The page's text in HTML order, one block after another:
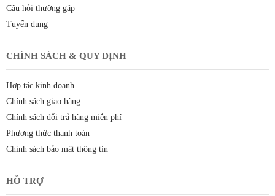
Câu hỏi thường gặp
Tuyển dụng
CHÍNH SÁCH & QUY ĐỊNH
Hợp tác kinh doanh
Chính sách giao hàng
Chính sách đổi trả hàng miễn phí
Phương thức thanh toán
Chính sách bảo mật thông tin
HỖ TRỢ